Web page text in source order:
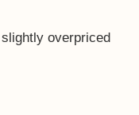
slightly overpriced